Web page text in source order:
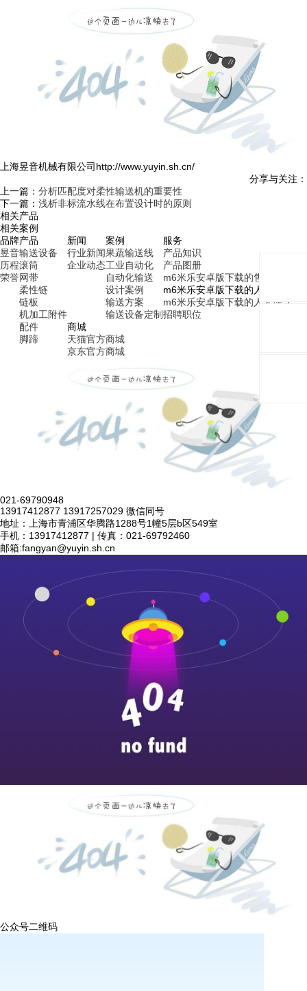
上海昱音机械有限公司http://www.yuyin.sh.cn/
分享与关注：
上一篇： 分析匹配度对柔性输送机的重要性
下一篇： 浅析非标流水线在布置设计时的原则
相关产品
相关案例
品牌
昱音
历程
荣誉
产品
输送设备
滚筒
网带
柔性链
链板
机加工附件
配件
脚蹄
新闻
行业新闻
企业动态
案例
果蔬输送线
工业自动化
自动化输送
设计案例
输送方案
输送设备定制
服务
产品知识
产品图册
m6米乐安卓版下载的售后服务
m6米乐安卓版下载的人才招聘
m6米乐安卓版下载的人才理念
招聘职位
商城
天猫官方商城
京东官方商城
021-69790948
13917412877 13917257029 微信同号
地址：上海市青浦区华腾路1288号1幢5层b区549室
手机：13917412877 | 传真：021-69792460
邮箱:fangyan@yuyin.sh.cn
公众号二维码